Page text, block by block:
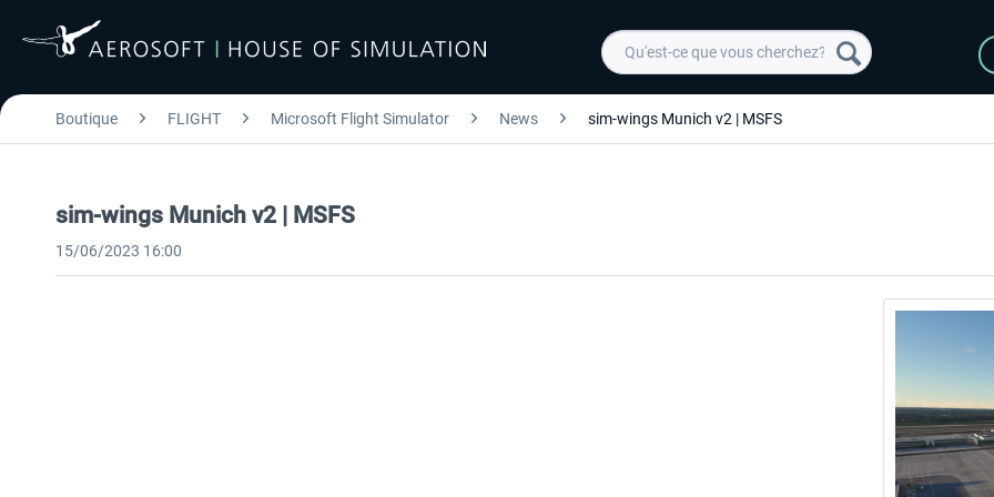
Boutique FLIGHT Microsoft Flight Simulator News sim-wings Munich v2 | MSFS
sim-wings Munich v2 | MSFS
15/06/2023 16:00